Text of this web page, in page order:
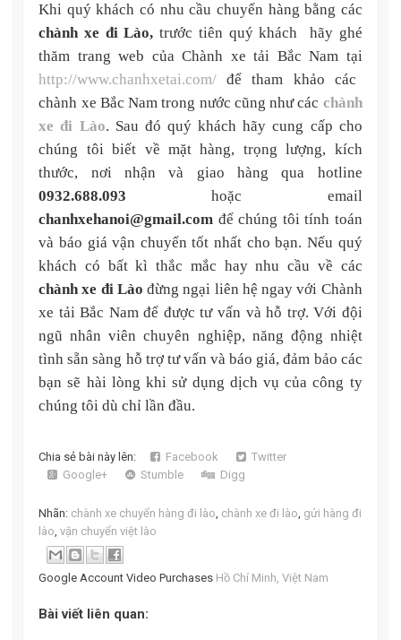
Khi quý khách có nhu cầu chuyển hàng bằng các
chành xe đi Lào, trước tiên quý khách hãy ghé
thăm trang web của Chành xe tải Bắc Nam tại
http://www.chanhxetai.com/ để tham khảo các
chành xe Bắc Nam trong nước cũng như các chành
xe đi Lào. Sau đó quý khách hãy cung cấp cho
chúng tôi biết về mặt hàng, trọng lượng, kích
thước, nơi nhận và giao hàng qua hotline
0932.688.093hoặc email
chanhxehanoi@gmail.com để chúng tôi tính toán
và báo giá vận chuyển tốt nhất cho bạn. Nếu quý
khách có bất kì thắc mắc hay nhu cầu về các
chành xe đi Lào đừng ngại liên hệ ngay với Chành
xe tải Bắc Nam để được tư vấn và hỗ trợ. Với đội
ngũ nhân viên chuyên nghiệp, năng động nhiệt
tình sẵn sàng hỗ trợ tư vấn và báo giá, đảm bảo các
bạn sẽ hài lòng khi sử dụng dịch vụ của công ty
chúng tôi dù chỉ lần đầu.
Chia sẻ bài này lên: Facebook
Twitter
Google+
Stumble Digg
Nhãn: chành xe chuyển hàng đi lào chành xe đi lào gửi hàng đi
lào ,vận chuyển việt lào
Google Account Video Purchases Hồ Chí Minh, Việt Nam
Bài viết liên quan: